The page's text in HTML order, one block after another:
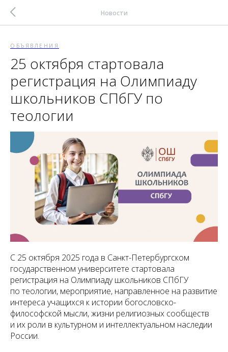
Новости
ОБЪЯВЛЕНИЯ
25 октября стартовала
регистрация на Олимпиаду
школьников СПбГУ по
теологии
С 25 октября 2025 года в Санкт-Петербургском
государственном университете стартовала
регистрация на Олимпиаду школьников СПбГУ
по теологии, мероприятие, направленное на развитие
интереса учащихся к истории богословско-
философской мысли, жизни религиозных сообществ
и их роли в культурном и интеллектуальном наследии
России.